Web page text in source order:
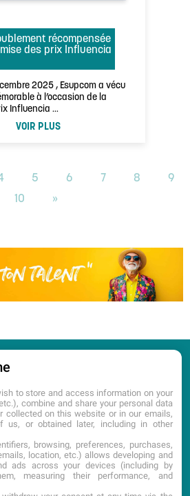
récompensée
des prix Influencia
2025 , Esupcom a vécu
à l’occasion de la
Influencia …
VOIR PLUS
5 6 7 8
9
10
»
PORTES OUVERTES
to store and access information on your
combine and share your personal data
collected on this website or in our emails,
us, or obtained later, including in other
browsing, preferences, purchases,
location, etc.) allows developing and
ads across your devices (including by
measuring their performance, and